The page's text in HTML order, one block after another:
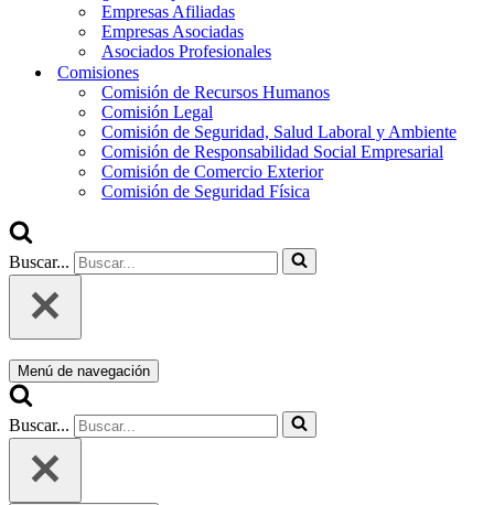
Empresas Afiliadas
Empresas Asociadas
Asociados Profesionales
Comisiones
Comisión de Recursos Humanos
Comisión Legal
Comisión de Seguridad, Salud Laboral y Ambiente
Comisión de Responsabilidad Social Empresarial
Comisión de Comercio Exterior
Comisión de Seguridad Física
Buscar...
Menú de navegación
Buscar...